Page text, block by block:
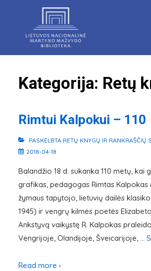
Kategorija: Retų
Rimtui Kalpokui – 110
PASKELBTA RETŲ KNYGŲ IR RANKRAŠČIŲ
2018-04-18
Balandžio 18 d. sukanka 110 metų, kai
grafikas, pedagogas Rimtas Kalpokas
žymaus tapytojo, lietuvių dailės
1945) ir vengrų kilmės poetės
Ankstyvą vaikystę R. Kalpokas
Vengrijoje, Olandijoje, Šveicarijoje, …
Read more ›